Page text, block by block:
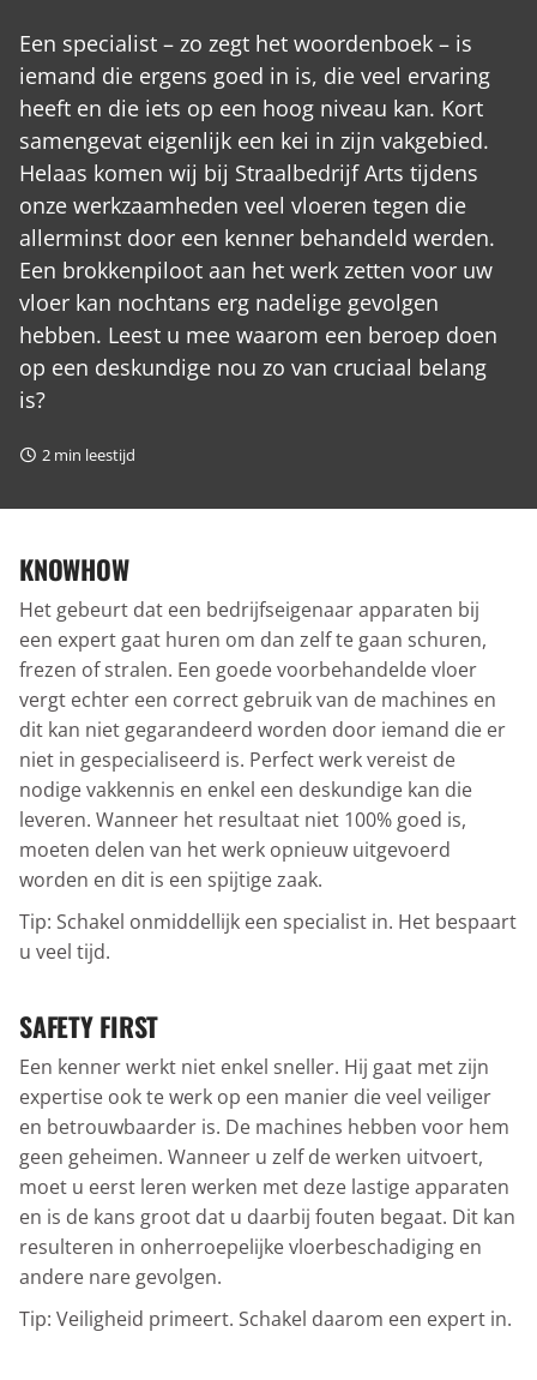
Een specialist – zo zegt het woordenboek – is
iemand die ergens goed in is, die veel ervaring
heeft en die iets op een hoog niveau kan. Kort
samengevat eigenlijk een kei in zijn vakgebied.
Helaas komen wij bij Straalbedrijf Arts tijdens
onze werkzaamheden veel vloeren tegen die
allerminst door een kenner behandeld werden.
Een brokkenpiloot aan het werk zetten voor uw
vloer kan nochtans erg nadelige gevolgen
hebben. Leest u mee waarom een beroep doen
op een deskundige nou zo van cruciaal belang
is?
2min leestijd
KNOWHOW
Het gebeurt dat een bedrijfseigenaar apparaten bij
een expert gaat huren om dan zelf te gaan schuren,
frezen of stralen. Een goede voorbehandelde vloer
vergt echter een correct gebruik van de machines en
dit kan niet gegarandeerd worden door iemand die er
niet in gespecialiseerd is. Perfect werk vereist de
nodige vakkennis en enkel een deskundige kan die
leveren. Wanneer het resultaat niet 100% goed is,
moeten delen van het werk opnieuw uitgevoerd
worden en dit is een spijtige zaak.
Tip: Schakel onmiddellijk een specialist in. Het bespaart
u veel tijd.
SAFETY FIRST
Een kenner werkt niet enkel sneller. Hij gaat met zijn
expertise ook te werk op een manier die veel veiliger
en betrouwbaarder is. De machines hebben voor hem
geen geheimen. Wanneer u zelf de werken uitvoert,
moet u eerst leren werken met deze lastige apparaten
en is de kans groot dat u daarbij fouten begaat. Dit kan
resulteren in onherroepelijke vloerbeschadiging en
andere nare gevolgen.
Tip: Veiligheid primeert. Schakel daarom een expert in.